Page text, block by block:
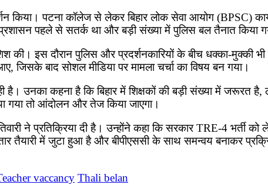
किया। पटना कॉलेज से लेकर बिहार लोक सेवा आयोग (BPSC)
प्रशासन पहले से सतर्क था और बड़ी संख्या में पुलिस बल तैनात किया
की। इस दौरान पुलिस और प्रदर्शनकारियों के बीच धक्का-मुक्की
जिसके बाद सोशल मीडिया पर मामला चर्चा का विषय बन गया।
है। उनका कहना है कि बिहार में शिक्षकों की बड़ी संख्या में जरूरत
गया तो आंदोलन और तेज किया जाएगा।
ने प्रतिक्रिया दी है। उन्होंने कहा कि सरकार TRE-4 भर्ती
तैयारी में जुटा हुआ है और बीपीएससी के साथ समन्वय बनाकर
vaccancy Thali belan